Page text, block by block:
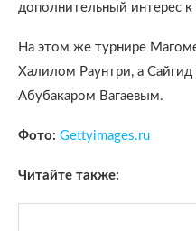
дополнительный интерес к
На этом же турнире
Халилом Раунтри, а Сайгид
Абубакаром Вагаевым.
Фото: Gettyimages.ru
Читайте также: